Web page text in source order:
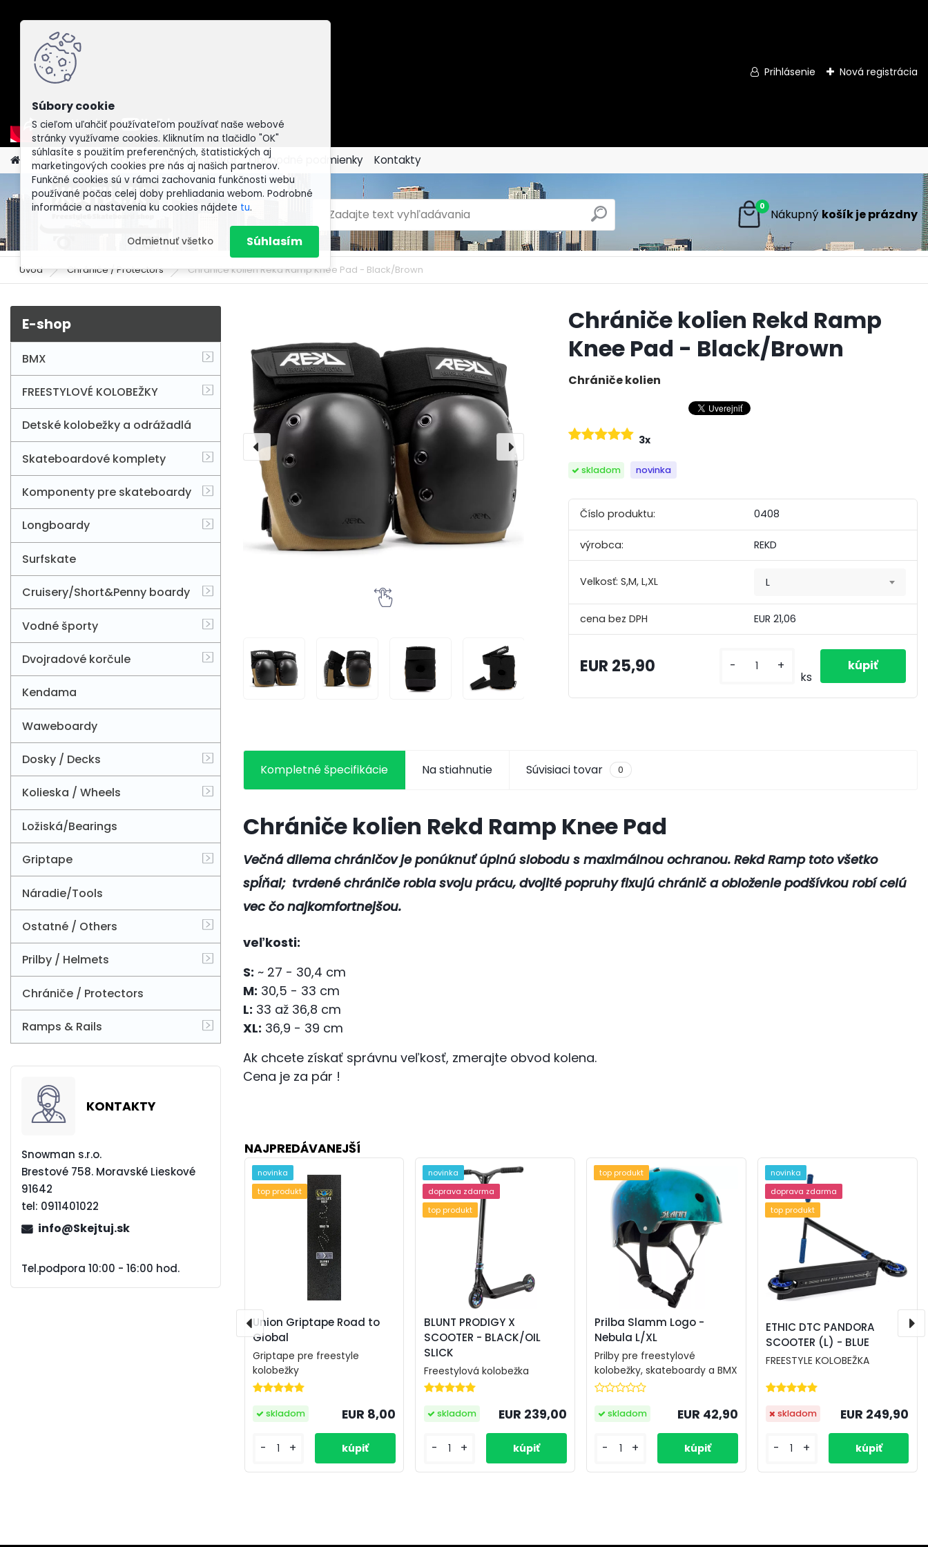
S cieľom uľahčiť používateľom používať naše webové
stránky využívame cookies. Kliknutím na tlačidlo "OK"
súhlasíte s použitím preferenčných, štatistických aj
marketingových cookies pre nás aj našich partnerov.
Funkčné cookies sú v rámci zachovania funkčnosti webu
používané počas celej doby prehliadania webom. Podrobné
informácie a nastavenia ku cookies nájdete tu.
Odmietnuť všetko Súhlasím
Prihlásenie Nová registrácia
Naša predajňa. O nás Ako nakupovať Obchodné podmienky Kontakty
0
Úvod Chrániče / Protectors Chrániče kolien Rekd Ramp Knee Pad - Black/Brown
E-shop
BMX
FREESTYLOVÉ KOLOBEŽKY
Detské kolobežky a odrážadlá
Skateboardové komplety
Komponenty pre skateboardy
Longboardy
Surfskate
Cruisery/Short&Penny boardy
Vodné športy
Dvojradové korčule
Kendama
Waweboardy
Dosky / Decks
Kolieska / Wheels
Ložiská/Bearings
Griptape
Náradie/Tools
Ostatné / Others
Prilby / Helmets
Chrániče / Protectors
Ramps & Rails
KONTAKTY
Snowman s.r.o.
Brestové 758. Moravské Lieskové
91642
tel: 0911401022
info@Skejtuj.sk
Tel.podpora 10:00 - 16:00 hod.
Chrániče kolien Rekd Ramp
Knee Pad - Black/Brown
Chrániče kolien
skladom novinka
3x
Číslo produktu: 0408
výrobca: REKD
Velkosť: S,M, L,XL L
EUR 21,06
EUR 25,90 - +
ks
Kompletné špecifikácie Na stiahnutie Súvisiaci tovar 0
Chrániče kolien Rekd Ramp Knee Pad
Večná dilema chráničov je ponúknuť úplnú slobodu s maximálnou ochranou. Rekd Ramp toto všetko
spĺňai; tvrdené chrániče robia svoju prácu, dvojité popruhy fixujú chránič a obloženie podšívkou robí celú
vec čo najkomfortnejšou.
veľkosti:
S: ~ 27 - 30,4 cm
M: 30,5 - 33 cm
L: 33 až 36,8 cm
XL: 36,9 - 39 cm
Ak chcete získať správnu veľkosť, zmerajte obvod kolena.
Cena je za pár !
NAJPREDÁVANEJŠÍ
Union Griptape Road to
Global
Griptape pre freestyle
kolobežky
EUR 8,00
- +
skladom
novinka
top produkt
BLUNT PRODIGY X
SCOOTER - BLACK/OIL
SLICK
Freestylová kolobežka
EUR 239,00
- +
skladom
novinka
doprava zdarma
top produkt
Prilba Slamm Logo -
Nebula L/XL
Prilby pre freestylové
kolobežky, skateboardy a BMX
EUR 42,90
- +
skladom
top produkt
ETHIC DTC PANDORA
SCOOTER (L) - BLUE
FREESTYLE KOLOBEŽKA
EUR 249,90
- +
skladom
novinka
doprava zdarma
top produkt